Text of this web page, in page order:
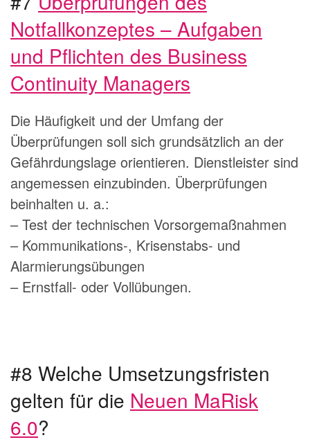
Notfallkonzeptes – Aufgaben
und Pflichten des Business
Continuity Managers
Die Häufigkeit und der Umfang der
Überprüfungen soll sich grundsätzlich an der
Gefährdungslage orientieren. Dienstleister sind
angemessen einzubinden. Überprüfungen
beinhalten u. a.:
– Test der technischen Vorsorgemaßnahmen
– Kommunikations-, Krisenstabs- und
Alarmierungsübungen
– Ernstfall- oder Vollübungen.
#8 Welche Umsetzungsfristen
gelten für die Neuen MaRisk
6.0?